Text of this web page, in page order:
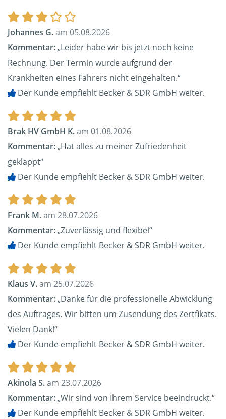
Johannes G.am 05.08.2026
Kommentar:„Leider habe wir bis jetzt noch keine
Rechnung. Der Termin wurde aufgrund der
Krankheiten eines Fahrers nicht eingehalten.“
Der Kunde empfiehlt Becker & SDR GmbH weiter.
Brak HV GmbH K.am 01.08.2026
Kommentar:„Hat alles zu meiner Zufriedenheit
geklappt“
Der Kunde empfiehlt Becker & SDR GmbH weiter.
Frank M.am 28.07.2026
Kommentar:„Zuverlässig und flexibel“
Der Kunde empfiehlt Becker & SDR GmbH weiter.
Klaus V.am 25.07.2026
Kommentar:„Danke für die professionelle Abwicklung
des Auftrages. Wir bitten um Zusendung des Zertfikats.
Vielen Dank!“
Der Kunde empfiehlt Becker & SDR GmbH weiter.
Akinola S.am 23.07.2026
Kommentar:„Wir sind von Ihrem Service beeindruckt.“
Der Kunde empfiehlt Becker & SDR GmbH weiter.